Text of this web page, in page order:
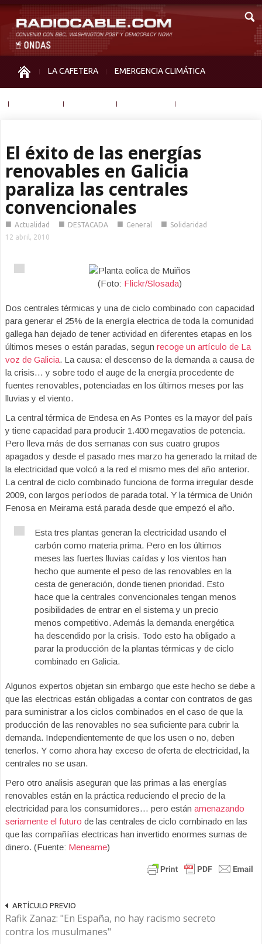
LA CAFETERA EMERGENCIA CLIMÁTICA
El éxito de las energías
renovables en Galicia
paraliza las centrales
convencionales
■ Actualidad ■ DESTACADA ■ General ■ Solidaridad
12 abril, 2010
(Foto: Flickr/Slosada)
Dos centrales térmicas y una de ciclo combinado con capacidad
para generar el 25% de la energía electrica de toda la comunidad
gallega han dejado de tener actividad en diferentes etapas en los
últimos meses o están paradas, segun recoge un artículo de La
voz de Galicia. La causa: el descenso de la demanda a causa de
la crisis… y sobre todo el auge de la energía procedente de
fuentes renovables, potenciadas en los últimos meses por las
lluvias y el viento.
La central térmica de Endesa en As Pontes es la mayor del país
y tiene capacidad para producir 1.400 megavatios de potencia.
Pero lleva más de dos semanas con sus cuatro grupos
apagados y desde el pasado mes marzo ha generado la mitad de
la electricidad que volcó a la red el mismo mes del año anterior.
La central de ciclo combinado funciona de forma irregular desde
2009, con largos períodos de parada total. Y la térmica de Unión
Fenosa en Meirama está parada desde que empezó el año.
Esta tres plantas generan la electricidad usando el
carbón como materia prima. Pero en los últimos
meses las fuertes lluvias caídas y los vientos han
hecho que aumente el peso de las renovables en la
cesta de generación, donde tienen prioridad. Esto
hace que la centrales convencionales tengan menos
posibilidades de entrar en el sistema y un precio
menos competitivo. Además la demanda energética
ha descendido por la crisis. Todo esto ha obligado a
parar la producción de la plantas térmicas y de ciclo
combinado en Galicia.
Algunos expertos objetan sin embargo que este hecho se debe a
que las electricas están obligadas a contar con contratos de gas
para suministrar a los ciclos combinados en el caso de que la
producción de las renovables no sea suficiente para cubrir la
demanda. Independientemente de que los usen o no, deben
tenerlos. Y como ahora hay exceso de oferta de electricidad, la
centrales no se usan.
Pero otro analisis aseguran que las primas a las energías
renovables están en la práctica reduciendo el precio de la
electricidad para los consumidores… pero están amenazando
seriamente el futuro de las centrales de ciclo combinado en las
que las compañías electricas han invertido enormes sumas de
dinero. (Fuente: Meneame)
ARTÍCULO PREVIO
Rafik Zanaz: "En España, no hay racismo secreto
contra los musulmanes"